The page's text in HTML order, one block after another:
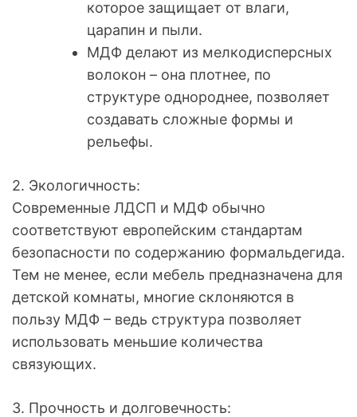
которое защищает от влаги,
царапин и пыли.
МДФ делают из мелкодисперсных
волокон – она плотнее, по
структуре однороднее, позволяет
создавать сложные формы и
рельефы.
2. Экологичность:
Современные ЛДСП и МДФ обычно
соответствуют европейским стандартам
безопасности по содержанию формальдегида.
Тем не менее, если мебель предназначена для
детской комнаты, многие склоняются в
пользу МДФ – ведь структура позволяет
использовать меньшие количества
связующих.
3. Прочность и долговечность: